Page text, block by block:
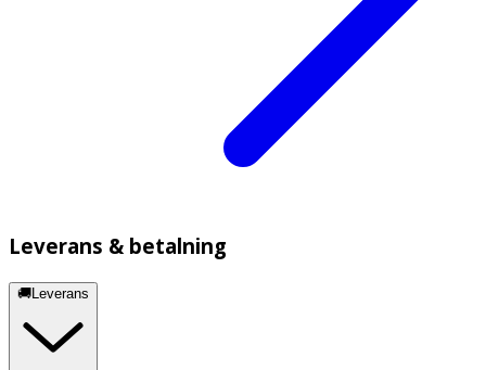
Leverans & betalning
🚚Leverans